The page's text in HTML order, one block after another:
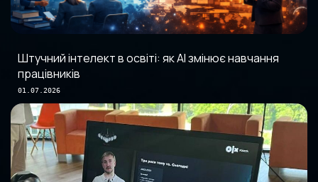
Штучний інтелект в освіті: як AI змінює навчання
працівників
01.07.2026